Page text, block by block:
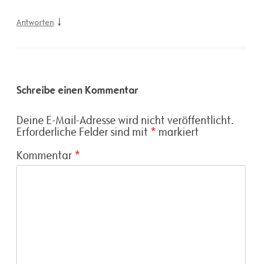
Antworten ↓
Schreibe einen Kommentar
Deine E-Mail-Adresse wird nicht veröffentlicht.
Erforderliche Felder sind mit * markiert
Kommentar *